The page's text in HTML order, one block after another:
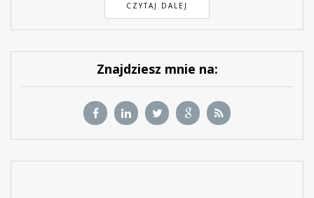
CZYTAJ DALEJ
Znajdziesz mnie na: